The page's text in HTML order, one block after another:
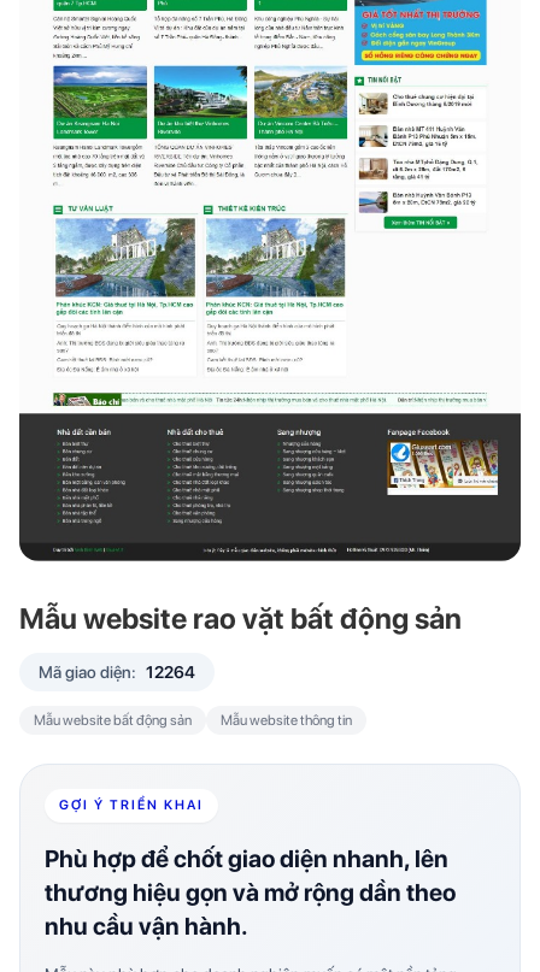
Mẫu website rao vặt bất động sản
Mã giao diện: 12264
Mẫu website bất động sản Mẫu website thông tin
GỢI Ý TRIỂN KHAI
Phù hợp để chốt giao diện nhanh, lên
thương hiệu gọn và mở rộng dần theo
nhu cầu vận hành.